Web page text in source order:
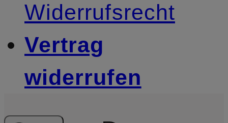
Widerrufsrecht
Vertrag
widerrufen